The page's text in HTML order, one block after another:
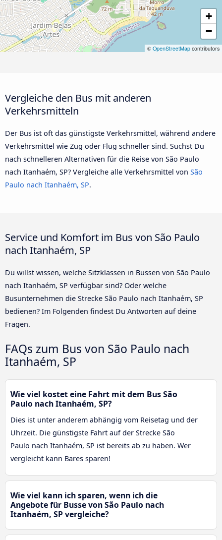
+
−
© OpenStreetMap contributors
Vergleiche den Bus mit anderen
Verkehrsmitteln
Der Bus ist oft das günstigste Verkehrsmittel, während andere
Verkehrsmittel wie Zug oder Flug schneller sind. Suchst Du
nach schnelleren Alternativen für die Reise von São Paulo
nach Itanhaém, SP? Vergleiche alle Verkehrsmittel von São
Paulo nach Itanhaém, SP.
Service und Komfort im Bus von São Paulo
nach Itanhaém, SP
Du willst wissen, welche Sitzklassen in Bussen von São Paulo
nach Itanhaém, SP verfügbar sind? Oder welche
Busunternehmen die Strecke São Paulo nach Itanhaém, SP
bedienen? Im Folgenden findest Du Antworten auf deine
Fragen.
FAQs zum Bus von São Paulo nach
Itanhaém, SP
Wie viel kostet eine Fahrt mit dem Bus São
Paulo nach Itanhaém, SP?
Dies ist unter anderem abhängig vom Reisetag und der
Uhrzeit. Die günstigste Fahrt auf der Strecke São
Paulo nach Itanhaém, SP ist bereits ab zu haben. Wer
vergleicht kann Bares sparen!
Wie viel kann ich sparen, wenn ich die
Angebote für Busse von São Paulo nach
Itanhaém, SP vergleiche?